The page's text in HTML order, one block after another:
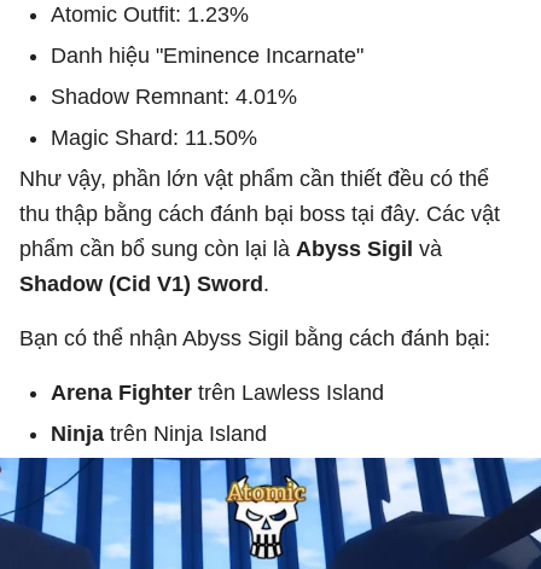
Atomic Outfit: 1.23%
Danh hiệu "Eminence Incarnate"
Shadow Remnant: 4.01%
Magic Shard: 11.50%
Như vậy, phần lớn vật phẩm cần thiết đều có thể
thu thập bằng cách đánh bại boss tại đây. Các vật
phẩm cần bổ sung còn lại là Abyss Sigil và
Shadow (Cid V1) Sword.
Bạn có thể nhận Abyss Sigil bằng cách đánh bại:
Arena Fighter trên Lawless Island
Ninja trên Ninja Island